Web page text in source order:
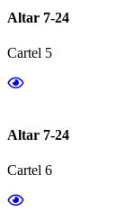
Altar 7-24
Cartel 5
Altar 7-24
Cartel 6